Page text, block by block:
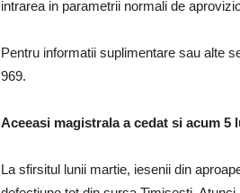
intrarea in parametrii normali de
Pentru informatii suplimentare sau alte
969.
Aceeasi magistrala a cedat si acum 5
La sfirsitul lunii martie, iesenii din